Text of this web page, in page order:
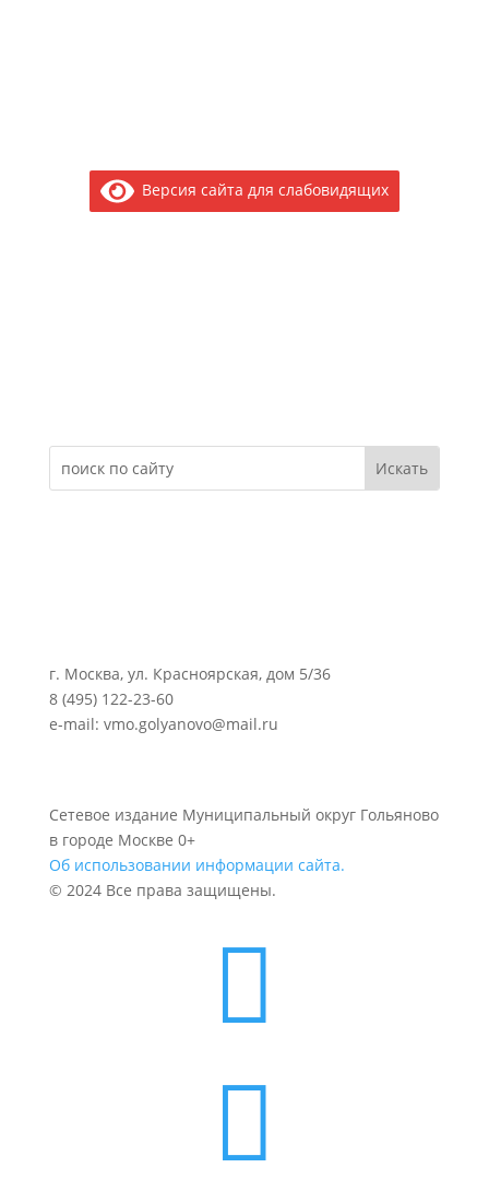
Версия сайта для слабовидящих
г. Москва, ул. Красноярская, дом 5/36
8 (495) 122-23-60
e-mail: vmo.golyanovo@mail.ru
Сетевое издание Муниципальный округ Гольяново
в городе Москве 0+
Об использовании информации сайта.
© 2024 Все права защищены.

